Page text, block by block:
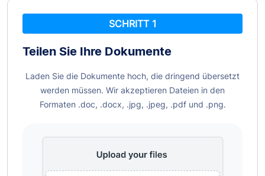
SCHRITT 1
Teilen Sie Ihre Dokumente
Laden Sie die Dokumente hoch, die dringend übersetzt
werden müssen. Wir akzeptieren Dateien in den
Formaten .doc, .docx, .jpg, .jpeg, .pdf und .png.